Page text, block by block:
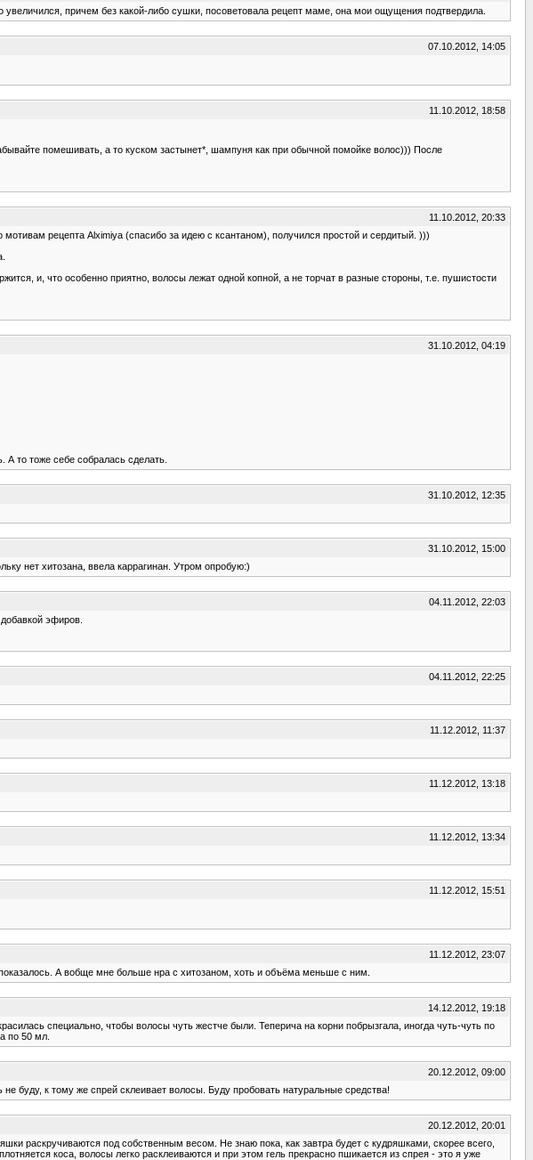
причем без какой-либо сушки, посоветовала рецепт маме, она мои ощущения подтвердила.
07.10.2012, 14:05
11.10.2012, 18:58
помешивать, а то куском застынет*, шампуня как при обычной помойке волос))) После
11.10.2012, 20:33
рецепта Alximiya (спасибо за идею с ксантаном), получился простой и сердитый. )))
и, что особенно приятно, волосы лежат одной копной, а не торчат в разные стороны, т.е. пушистости
31.10.2012, 04:19
А то тоже себе собралась сделать.
31.10.2012, 12:35
31.10.2012, 15:00
нет хитозана, ввела каррагинан. Утром опробую:)
04.11.2012, 22:03
эфиров.
04.11.2012, 22:25
11.12.2012, 11:37
11.12.2012, 13:18
11.12.2012, 13:34
11.12.2012, 15:51
11.12.2012, 23:07
А вобще мне больше нра с хитозаном, хоть и объёма меньше с ним.
14.12.2012, 19:18
специально, чтобы волосы чуть жестче были. Теперича на корни побрызгала, иногда чуть-чуть по
по 50 мл.
20.12.2012, 09:00
буду, к тому же спрей склеивает волосы. Буду пробовать натуральные средства!
20.12.2012, 20:01
раскручиваются под собственным весом. Не знаю пока, как завтра будет с кудряшками, скорее всего,
коса, волосы легко расклеиваются и при этом гель прекрасно пшикается из спрея - это я уже